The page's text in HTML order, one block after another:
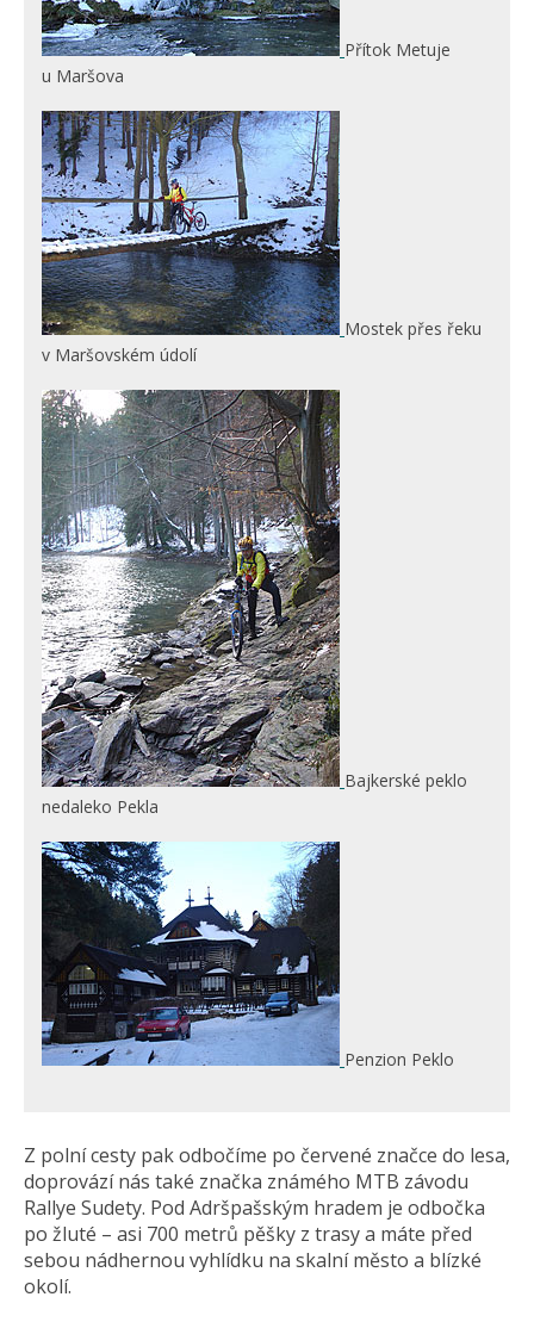
Přítok Metuje
u Maršova
Mostek přes řeku
v Maršovském údolí
Bajkerské peklo
nedaleko Pekla
Penzion Peklo
Z polní cesty pak odbočíme po červené značce do lesa,
doprovází nás také značka známého MTB závodu
Rallye Sudety. Pod Adršpašským hradem je odbočka
po žluté – asi 700 metrů pěšky z trasy a máte před
sebou nádhernou vyhlídku na skalní město a blízké
okolí.